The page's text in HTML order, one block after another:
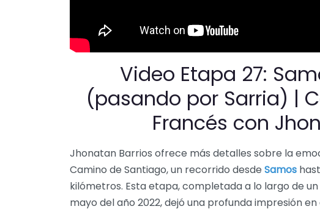
Video Etapa 27:
(pasando por Sarria) |
Francés con
Jhonatan Barrios ofrece más detalles sobre la
Camino de Santiago, un recorrido desde Samos
kilómetros. Esta etapa, completada a lo largo de
mayo del año 2022, dejó una profunda impresión en